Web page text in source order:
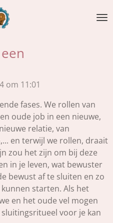
om 11:01
fases. We rollen van
oude job in een nieuwe,
relatie, van
en terwijl we rollen, draait
zou het zijn om bij deze
in je leven, wat bewuster
bewust af te sluiten en zo
starten. Als het
en het oude vel mogen
voor je kan